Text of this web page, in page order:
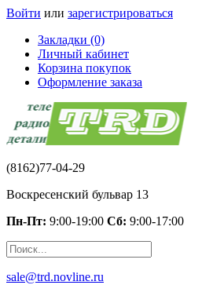
Войти или зарегистрироваться
Закладки (0)
Личный кабинет
Корзина покупок
Оформление заказа
(8162)77-04-29
Воскресенский бульвар 13
Пн-Пт: 9:00-19:00 Сб: 9:00-17:00
sale@trd.novline.ru